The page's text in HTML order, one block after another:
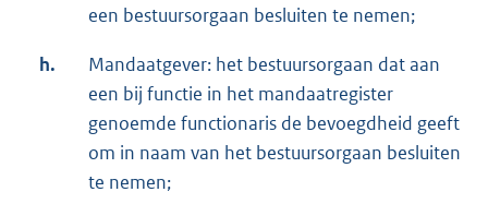
een bestuursorgaan besluiten te nemen;
h.
Mandaatgever: het bestuursorgaan dat aan
een bij functie in het mandaatregister
genoemde functionaris de bevoegdheid geeft
om in naam van het bestuursorgaan besluiten
te nemen;